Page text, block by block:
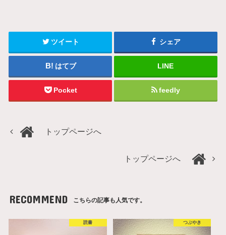
ツイート シェア
はてブ LINE
Pocket feedly
トップページへ
トップページへ
RECOMMEND こちらの記事も人気です。
読書 つぶやき